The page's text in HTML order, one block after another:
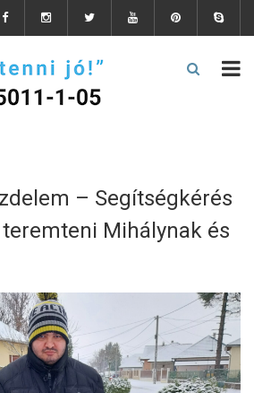
– Segítségkérés
Mihálynak és